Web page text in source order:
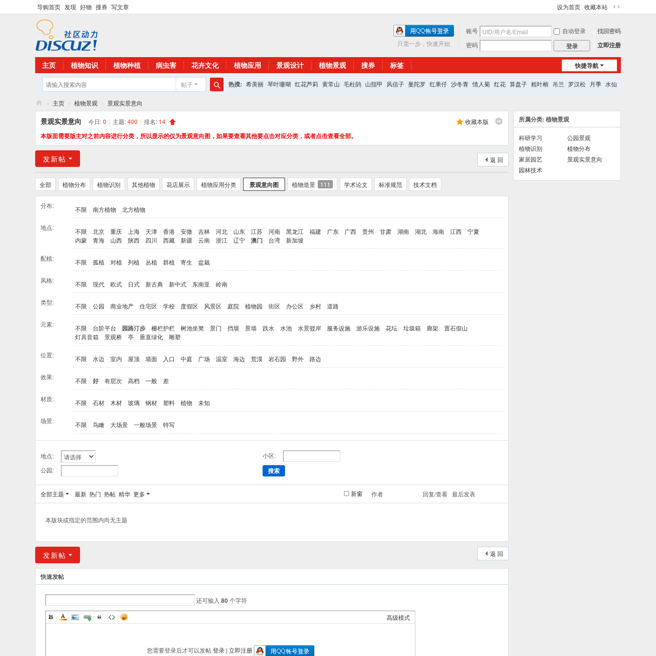
导购首页 发现 好物 搜券 写文章 设为首页 收藏本站
切
到
宽
版
账号 自动登录
找回密码
密码
登录 立即注册
只需一步，快速开始
快捷导航
主页 植物知识 植物种植 病虫害 花卉文化 植物应用 景观设计 植物景观 搜券 标签
帖子
索
热搜: 希美丽 琴叶珊瑚 红花芦莉 黄常山 毛杜鹃 山指甲 风信子 曼陀罗 红果仔 沙冬青 情人菊 红花 算盘子 粗叶榕 吊兰 罗汉松 月季 水仙
花
植
» 主页 › 植物景观 › 景观实景意向
收藏本版
景观实景意向 今日:0 | 主题:400 | 排名:14
本版面需要版主对之前内容进行分类，所以显示的仅为景观意向图，如果要查看其他要点击对应分类，或者点击查看全部。
返 回
发新帖
全部 植物分布 植物识别 其他植物 花店展示 植物应用分类 景观意向图 植物造景 111 学术论文 标准规范 技术文档
分布: 不限 南方植物 北方植物
地点: 不限 北京 重庆 上海 天津 香港 安微 吉林 河北 山东 江苏 河南 黑龙江 福建 广东 广西 贵州 甘肃 湖南 湖北 海南 江西
宁夏
内蒙
青海 山西 陕西 四川 西藏 新疆 云南 浙江 辽宁 澳门 台湾 新加坡
配植: 不限 孤植 对植 列植 丛植 群植 寄生 盆栽
风格: 不限 现代 欧式 日式 新古典 新中式 东南亚 岭南
类型: 不限 公园 商业地产 住宅区 学校 度假区 风景区 庭院 植物园 街区 办公区 乡村 道路
元素: 不限 台阶平台 园路汀步 栅栏护栏 树池坐凳 景门 挡墙 景墙 跌水 水池 水景驳岸 服务设施 游乐设施 花坛 垃圾箱 廊架
置石假山
灯具音箱
景观桥 亭 垂直绿化 雕塑
位置: 不限 水边 室内 屋顶 墙面 入口 中庭 广场 温室 海边 荒漠 岩石园 野外 路边
效果: 不限 好 有层次 高档 一般 差
材质: 不限 石材 木材 玻璃 钢材 塑料 植物 未知
场景: 不限 鸟瞰 大场景 一般场景 特写
地点:
小区:
公园:
搜索
新窗
全部主题 最新 热门 热帖 精华 更多 作者 回复/查看 最后发表
本版块或指定的范围内尚无主题
返 回
发新帖
快速发帖
还可输入 80个字符
高级模式
您需要登录后才可以发帖登录| 立即注册
所属分类: 植物景观
科研学习
公园景观
植物识别
植物分布
家居园艺
景观实景意向
园林技术